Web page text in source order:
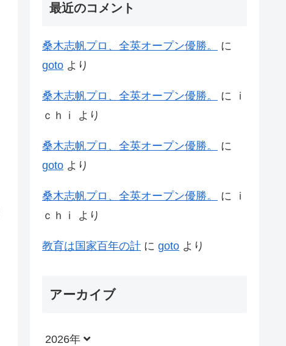
最近のコメント
桑木志帆プロ、全英オープン優勝。
に
goto より
桑木志帆プロ、全英オープン優勝。 に
ｉ
ｃｈｉ
より
桑木志帆プロ、全英オープン優勝。
に
goto より
桑木志帆プロ、全英オープン優勝。 に
ｉ
ｃｈｉ
より
教育は国家百年の計 に goto より
アーカイブ
2026年